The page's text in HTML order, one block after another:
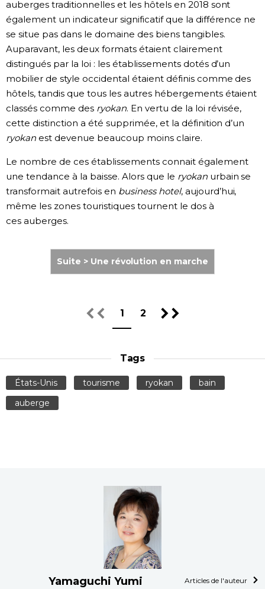
auberges traditionnelles et les hôtels en 2018 sont
également un indicateur significatif que la différence ne
se situe pas dans le domaine des biens tangibles.
Auparavant, les deux formats étaient clairement
distingués par la loi : les établissements dotés d’un
mobilier de style occidental étaient définis comme des
hôtels, tandis que tous les autres hébergements étaient
classés comme des ryokan. En vertu de la loi révisée,
cette distinction a été supprimée, et la définition d’un
ryokanest devenue beaucoup moins claire.
Le nombre de ces établissements connait également
une tendance à la baisse. Alors que le ryokanurbain se
transformait autrefois en business hotel, aujourd’hui,
même les zones touristiques tournent le dos à
ces auberges.
Suite > Une révolution en marche
1 2
Tags
États-Unis tourisme ryokan
bain
auberge
Yamaguchi Yumi Articles de l'auteur